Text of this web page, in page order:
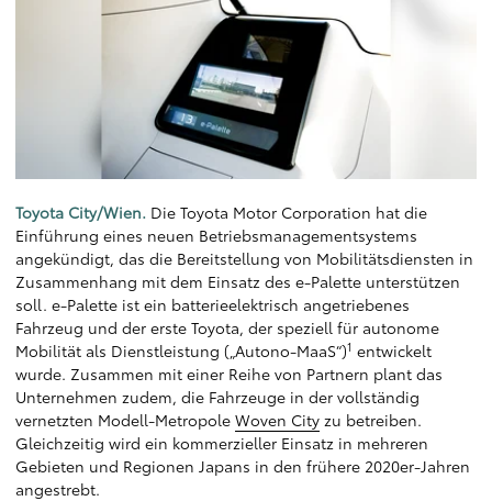
Toyota City/Wien. Die Toyota Motor Corporation hat die
Einführung eines neuen Betriebsmanagementsystems
angekündigt, das die Bereitstellung von Mobilitätsdiensten in
Zusammenhang mit dem Einsatz des e-Palette unterstützen
soll. e-Palette ist ein batterieelektrisch angetriebenes
Fahrzeug und der erste Toyota, der speziell für autonome
Mobilität als Dienstleistung („Autono-MaaS“)1 entwickelt
wurde. Zusammen mit einer Reihe von Partnern plant das
Unternehmen zudem, die Fahrzeuge in der vollständig
vernetzten Modell-Metropole Woven City zu betreiben.
Gleichzeitig wird ein kommerzieller Einsatz in mehreren
Gebieten und Regionen Japans in den frühere 2020er-Jahren
angestrebt.